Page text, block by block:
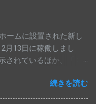
ームに設置された新し
月13日に稼働しまし
されているほか、「 3
ずつ寄っています。 尻手
表示です。 こちらも他
続きを読む